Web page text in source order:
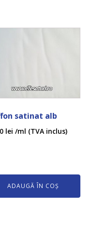
satinat alb
lei /ml (TVA inclus)
ADAUGĂ ÎN COȘ